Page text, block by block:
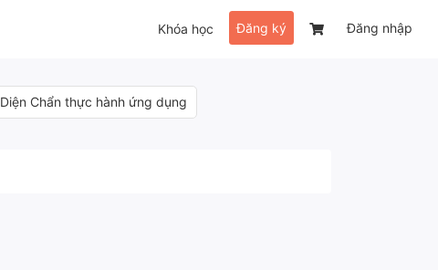
Khóa học Đăng ký Đăng nhập
Diện Chẩn thực hành ứng dụng